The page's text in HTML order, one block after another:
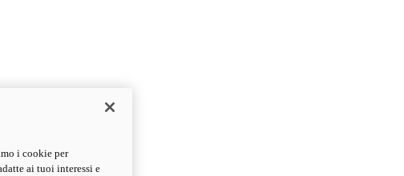
i cookie per
ai tuoi interessi e